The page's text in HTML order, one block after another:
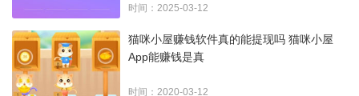
时间：2025-03-12
猫咪小屋赚钱软件真的能提现吗 猫咪小屋
App能赚钱是真
时间：2020-03-12